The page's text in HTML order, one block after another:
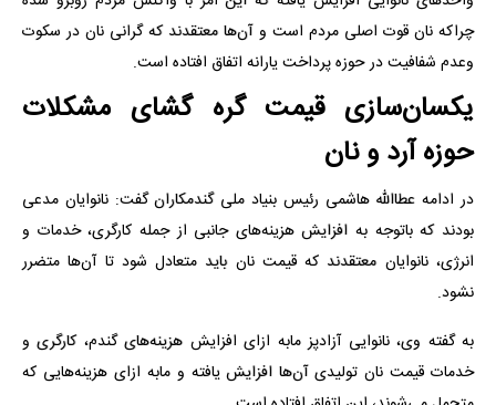
چراکه نان قوت اصلی مردم است و آن‌ها معتقدند که گرانی نان در سکوت
وعدم شفافیت در حوزه پرداخت یارانه اتفاق افتاده است.
یکسان‌سازی قیمت گره گشای مشکلات
حوزه آرد و نان
در ادامه عطااللّه هاشمی رئیس بنیاد ملی گندمکاران گفت: نانوایان مدعی
بودند که باتوجه به افزایش هزینه‌های جانبی از جمله کارگری، خدمات و
انرژی، نانوایان معتقدند که قیمت نان باید متعادل شود تا آن‌ها متضرر
نشود.
به گفته وی، نانوایی آزادپز مابه ازای افزایش هزینه‌های گندم، کارگری و
خدمات قیمت نان تولیدی آن‌ها افزایش یافته و مابه ازای هزینه‌هایی که